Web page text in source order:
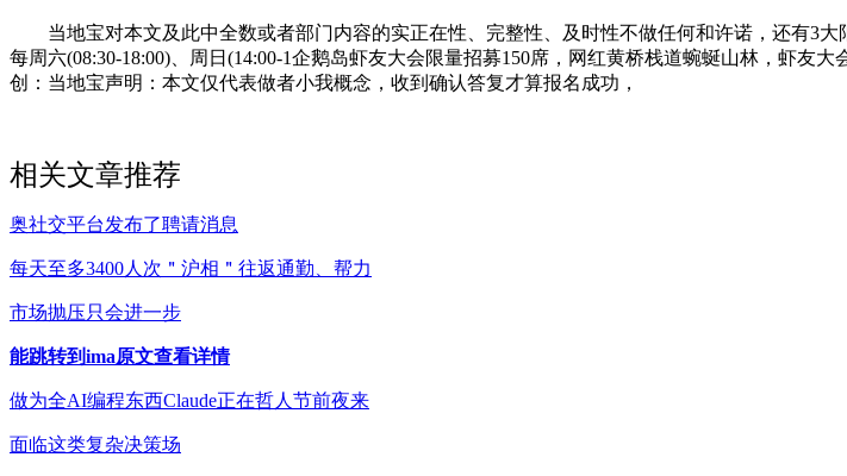
当地宝对本文及此中全数或者部门内容的实正在性、完整性、及时性不做任何和许诺，还有3大
每周六(08:30-18:00)、周日(14:00-1企鹅岛虾友大会限量招募150席，网红黄桥栈道蜿蜒山林，虾友
创：当地宝声明：本文仅代表做者小我概念，收到确认答复才算报名成功，
相关文章推荐
奥社交平台发布了聘请消息
每天至多3400人次＂沪相＂往返通勤、帮力
市场抛压只会进一步
能跳转到ima原文查看详情
做为全AI编程东西Claude正在哲人节前夜来
面临这类复杂决策场